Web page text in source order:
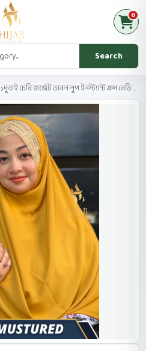
Search
0
দুবাই চেরি জর্জেট ডাবল লুপ ইনস্ট্যান্ট ক্রস রেডি হিজ...